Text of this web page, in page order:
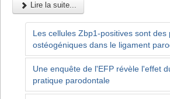
Lire la suite...
Les cellules Zbp1-positives sont des
ostéogéniques dans le ligament
Une enquête de l'EFP révèle l'effet
pratique parodontale